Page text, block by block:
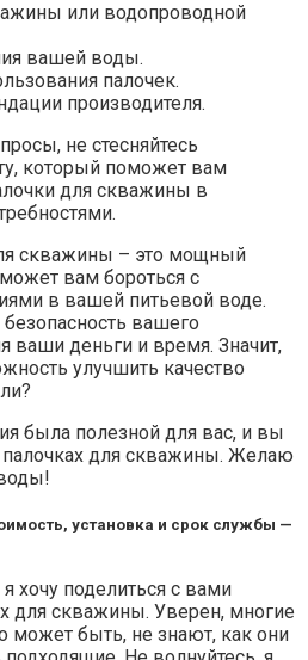
или водопроводной
вашей воды.
палочек.
производителя.
не стесняйтесь
который поможет вам
для скважины в
скважины – это мощный
вам бороться с
в вашей питьевой воде.
безопасность вашего
ваши деньги и время. Значит,
улучшить качество
была полезной для вас, и вы
палочках для скважины. Желаю
установка и срок службы —
хочу поделиться с вами
для скважины. Уверен, многие
может быть, не знают, как они